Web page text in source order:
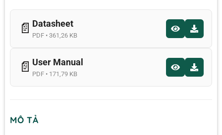
📄 Datasheet
PDF • 361,26 KB
📄 User Manual
PDF • 171,79 KB
MÔ TẢ